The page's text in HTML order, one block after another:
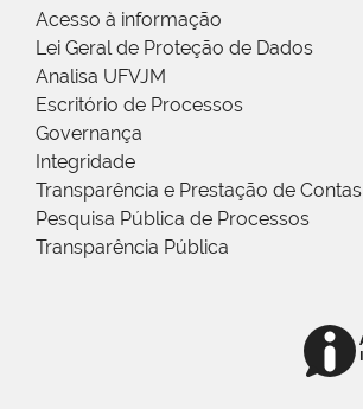
Acesso à informação
Lei Geral de Proteção de Dados
Analisa UFVJM
Escritório de Processos
Governança
Integridade
Transparência e Prestação de Contas
Pesquisa Pública de Processos
Transparência Pública